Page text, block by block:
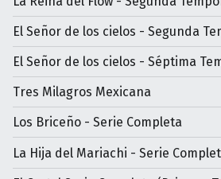
El Señor de los cielos - Segunda
El Señor de los cielos - Séptima
Tres Milagros Mexicana
Los Briceño - Serie Completa
La Hija del Mariachi - Serie